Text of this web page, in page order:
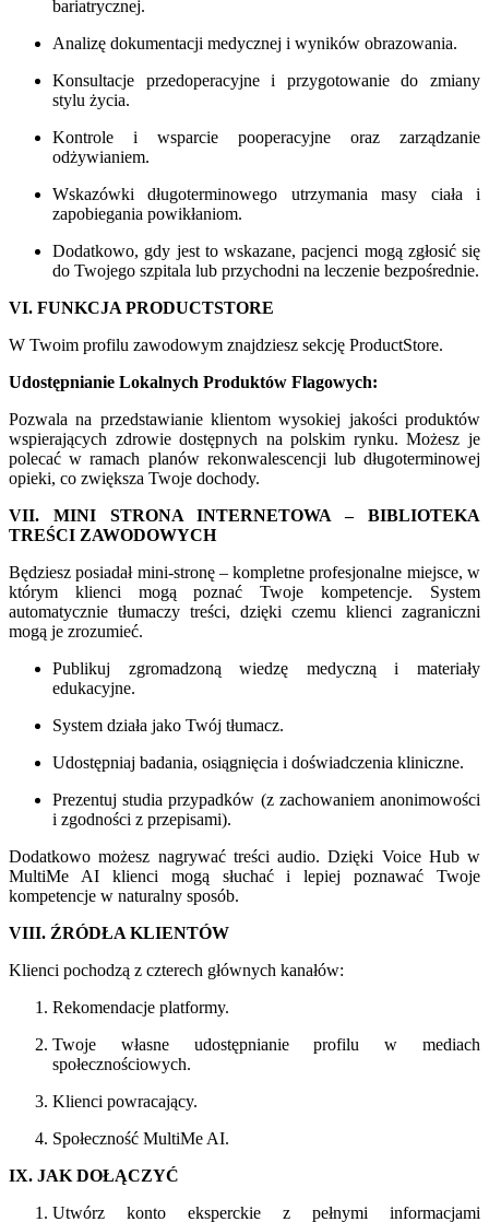
bariatrycznej.
Analizę dokumentacji medycznej i wyników obrazowania.
Konsultacje przedoperacyjne i przygotowanie do zmiany
stylu życia.
Kontrole i wsparcie pooperacyjne oraz zarządzanie
odżywianiem.
Wskazówki długoterminowego utrzymania masy ciała i
zapobiegania powikłaniom.
Dodatkowo, gdy jest to wskazane, pacjenci mogą zgłosić się
do Twojego szpitala lub przychodni na leczenie bezpośrednie.
VI. FUNKCJA PRODUCTSTORE
W Twoim profilu zawodowym znajdziesz sekcję ProductStore.
Udostępnianie Lokalnych Produktów Flagowych:
Pozwala na przedstawianie klientom wysokiej jakości produktów
wspierających zdrowie dostępnych na polskim rynku. Możesz je
polecać w ramach planów rekonwalescencji lub długoterminowej
opieki, co zwiększa Twoje dochody.
VII. MINI STRONA INTERNETOWA – BIBLIOTEKA
TREŚCI ZAWODOWYCH
Będziesz posiadał mini-stronę – kompletne profesjonalne miejsce, w
którym klienci mogą poznać Twoje kompetencje. System
automatycznie tłumaczy treści, dzięki czemu klienci zagraniczni
mogą je zrozumieć.
Publikuj zgromadzoną wiedzę medyczną i materiały
edukacyjne.
System działa jako Twój tłumacz.
Udostępniaj badania, osiągnięcia i doświadczenia kliniczne.
Prezentuj studia przypadków (z zachowaniem anonimowości
i zgodności z przepisami).
Dodatkowo możesz nagrywać treści audio. Dzięki Voice Hub w
MultiMe AI klienci mogą słuchać i lepiej poznawać Twoje
kompetencje w naturalny sposób.
VIII. ŹRÓDŁA KLIENTÓW
Klienci pochodzą z czterech głównych kanałów:
Rekomendacje platformy.
Twoje własne udostępnianie profilu w mediach
społecznościowych.
Klienci powracający.
Społeczność MultiMe AI.
IX. JAK DOŁĄCZYĆ
Utwórz konto eksperckie z pełnymi informacjami